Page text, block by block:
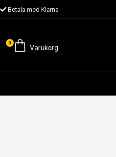
Betala med Klarna
0
Varukorg